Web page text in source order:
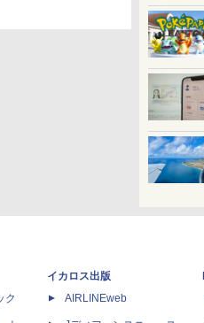
ク
イカロス出版
AIRLINEweb